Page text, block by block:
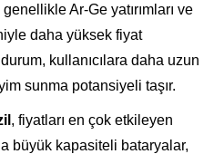
Ar-Ge yatırımları ve
daha yüksek fiyat
kullanıcılara daha uzun
sunma potansiyeli taşır.
, fiyatları en çok etkileyen
büyük kapasiteli bataryalar,